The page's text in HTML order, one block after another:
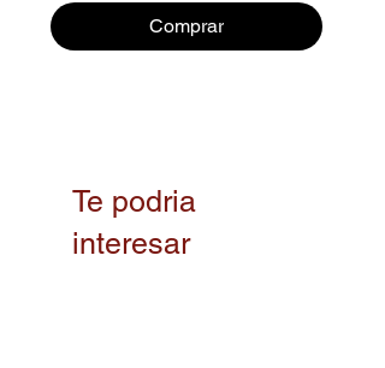
Comprar
Te podria
interesar